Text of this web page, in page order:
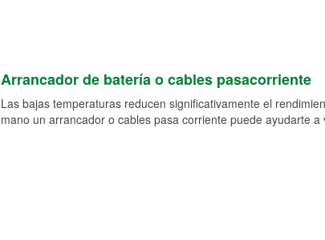
Arrancador de batería o cables pasacorriente
Las bajas temperaturas reducen significativamente el
mano un arrancador o cables pasa corriente puede ayudarte